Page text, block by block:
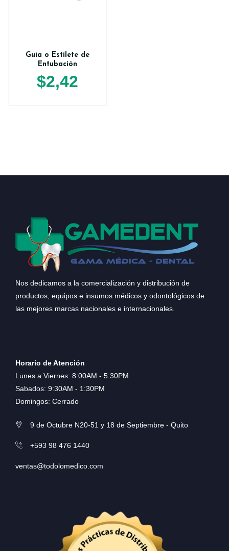
Guía o Estilete de
Entubación
$2,42
Nos dedicamos a la comercialización y distribución de
productos, equipos e insumos médicos y odontológicos de
las mejores marcas nacionales e internacionales.
Horario de Atención
Lunes a Viernes: 8:00AM - 5:30PM
Sabados: 9:30AM - 1:30PM
Domingos: Cerrado
9 de Octubre N20-51 y 18 de Septiembre - Quito
+593 98 476 1440
ventas@todolomedico.com